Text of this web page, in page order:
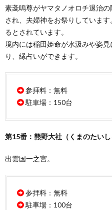
素戔嗚尊がヤマタノオロチ退治
され、夫婦神をお祭りしていま
るとされています。
境内には稲田姫命が水汲みや姿
り、縁占いができます。
参拝料：無料
駐車場：150台
第15番：熊野大社（くまのたいし
出雲国一之宮。
参拝料：無料
駐車場：100台